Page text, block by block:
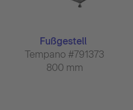
Fußgestell
Tempano #791373
800 mm